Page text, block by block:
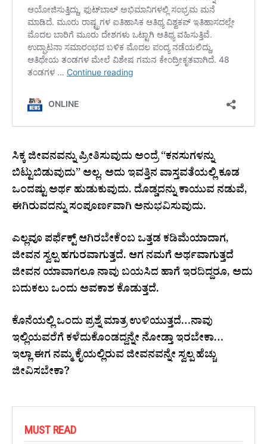
ಸಿಕ್ಕ ಜೀವನವನ್ನು ಪ್ರೀತಿಸುವುದು ಅಂದ್ರೆ “ಕನಸುಗಳನ್ನು
ಬಿಟ್ಟುಬಿಡುವುದು” ಅಲ್ಲ. ಅದು ಇವತ್ತಿನ ವಾಸ್ತವತೆಯಲ್ಲಿ ಕೂಡ
ಒಂದಷ್ಟು ಅರ್ಥ ಹುಡುಕುವುದು. ದೊಡ್ಡದನ್ನು ಕಾಯುವ ನಡುವೆ,
ಈಗಿರುವದನ್ನು ಸಂಪೂರ್ಣವಾಗಿ ಅನುಭವಿಸುವುದು.
ಎಲ್ಲವೂ ಪರ್ಫೆಕ್ಟ್ ಆಗಿರಬೇಕೆಂಬ ಒತ್ತಡ ಕಡಿಮೆಯಾದಾಗ,
ಜೀವನ ಸ್ವಲ್ಪ ಹಗುರವಾಗುತ್ತದೆ. ಆಗ ನಮಗೆ ಅರ್ಥವಾಗುತ್ತದೆ
ಜೀವನ ಯಾವಾಗಲೂ ನಾವು ಬಯಸಿದ ಹಾಗೆ ಇರದಿದ್ದರೂ, ಅದು
ಬದುಕಲು ಒಂದು ಅವಕಾಶ ಕೊಡುತ್ತದೆ.
ಕೊನೆಯಲ್ಲಿ ಒಂದು ಪ್ರಶ್ನೆ ಮಾತ್ರ ಉಳಿಯುತ್ತದೆ…ನಾವು
ಇಲ್ಲಿಯವರೆಗೆ ಕಳೆದುಕೊಂಡದ್ದನ್ನೇ ನೋಡ್ತಾ ಇರಬೇಕಾ…
ಇಲ್ಲಾ ಈಗ ನಮ್ಮ ಕೈಯಲ್ಲಿರುವ ಜೀವನವನ್ನೇ ಸ್ವಲ್ಪ ಹೆಚ್ಚು
ಜೀವಿಸಬೇಕಾ?
MUST READ